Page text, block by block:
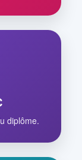
diplôme.